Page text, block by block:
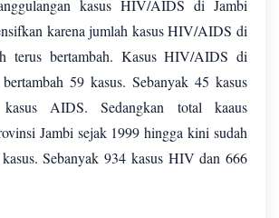
kasus HIV/AIDS di Jambi
karena jumlah kasus HIV/AIDS di
terus bertambah. Kasus HIV/AIDS di
59 kasus. Sebanyak 45 kasus
AIDS. Sedangkan total kaaus
Jambi sejak 1999 hingga kini sudah
Sebanyak 934 kasus HIV dan 666